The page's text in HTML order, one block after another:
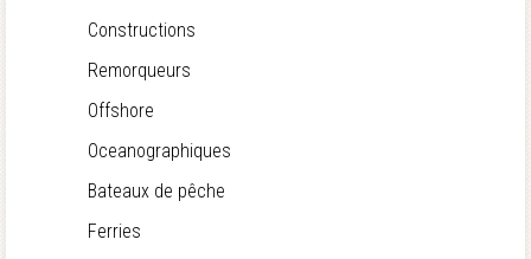
Constructions
Remorqueurs
Offshore
Oceanographiques
Bateaux de pêche
Ferries